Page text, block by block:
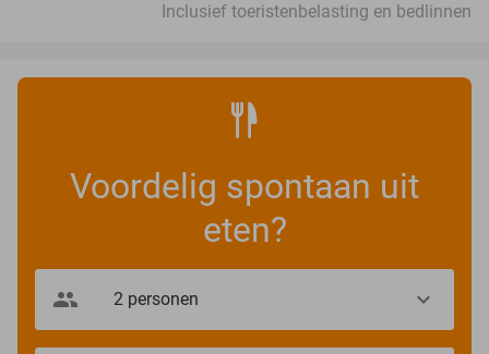
Inclusief toeristenbelasting en bedlinnen
Voordelig spontaan uit
eten?